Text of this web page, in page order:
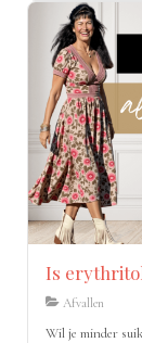
Is
Afvallen
Wil je minder